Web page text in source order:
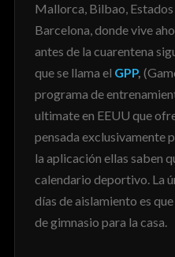
Mallorca, Bilbao,
Barcelona, donde vive
antes de la cuarentena
que se llama el GPP,
programa de
ultimate en EEUU que
pensada exclusivamente
la aplicación ellas saben
calendario deportivo. La
días de aislamiento es
de gimnasio para la casa.